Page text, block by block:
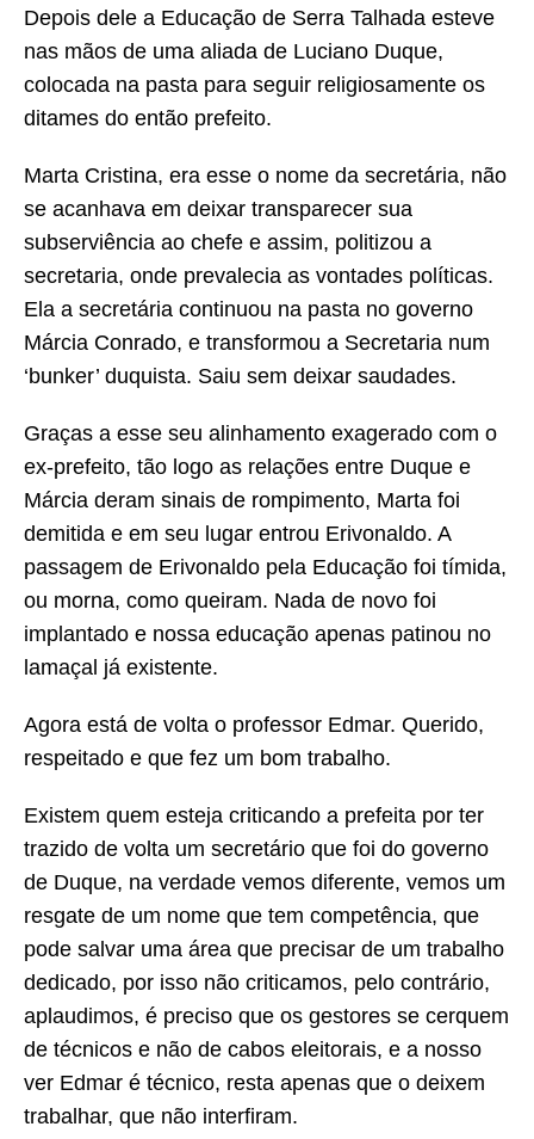
Depois dele a Educação de Serra Talhada esteve
nas mãos de uma aliada de Luciano Duque,
colocada na pasta para seguir religiosamente os
ditames do então prefeito.
Marta Cristina, era esse o nome da secretária, não
se acanhava em deixar transparecer sua
subserviência ao chefe e assim, politizou a
secretaria, onde prevalecia as vontades políticas.
Ela a secretária continuou na pasta no governo
Márcia Conrado, e transformou a Secretaria num
‘bunker’ duquista. Saiu sem deixar saudades.
Graças a esse seu alinhamento exagerado com o
ex-prefeito, tão logo as relações entre Duque e
Márcia deram sinais de rompimento, Marta foi
demitida e em seu lugar entrou Erivonaldo. A
passagem de Erivonaldo pela Educação foi tímida,
ou morna, como queiram. Nada de novo foi
implantado e nossa educação apenas patinou no
lamaçal já existente.
Agora está de volta o professor Edmar. Querido,
respeitado e que fez um bom trabalho.
Existem quem esteja criticando a prefeita por ter
trazido de volta um secretário que foi do governo
de Duque, na verdade vemos diferente, vemos um
resgate de um nome que tem competência, que
pode salvar uma área que precisar de um trabalho
dedicado, por isso não criticamos, pelo contrário,
aplaudimos, é preciso que os gestores se cerquem
de técnicos e não de cabos eleitorais, e a nosso
ver Edmar é técnico, resta apenas que o deixem
trabalhar, que não interfiram.